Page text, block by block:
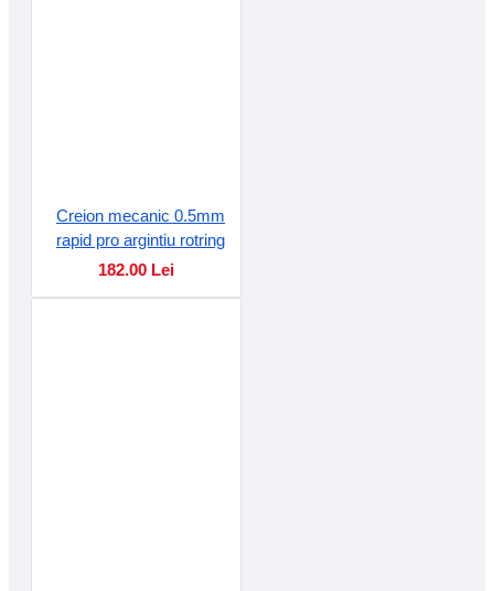
Creion mecanic 0.5mm
rapid pro argintiu rotring
182.00 Lei